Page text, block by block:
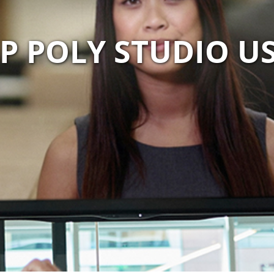
POLY STUDIO